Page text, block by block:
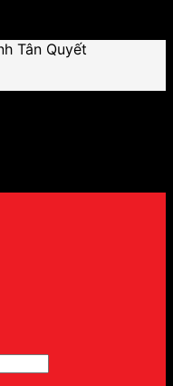
Tân Quyết